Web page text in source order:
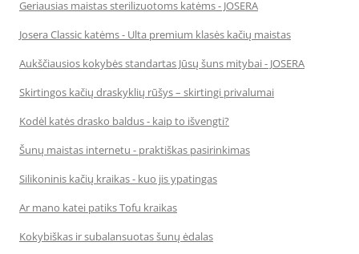
Geriausias maistas sterilizuotoms katėms - JOSERA
Josera Classic katėms - Ulta premium klasės kačių maistas
Aukščiausios kokybės standartas Jūsų šuns mitybai - JOSERA
Skirtingos kačių draskyklių rūšys – skirtingi privalumai
Kodėl katės drasko baldus - kaip to išvengti?
Šunų maistas internetu - praktiškas pasirinkimas
Silikoninis kačių kraikas - kuo jis ypatingas
Ar mano katei patiks Tofu kraikas
Kokybiškas ir subalansuotas šunų ėdalas